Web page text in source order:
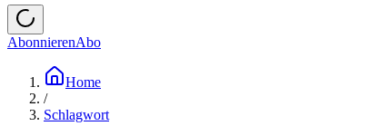
AbonnierenAbo
Home
/
Schlagwort